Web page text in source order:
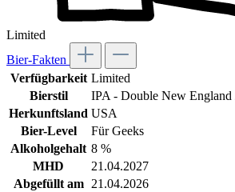
Limited
Bier-Fakten
Verfügbarkeit Limited
Bierstil
IPA - Double New England
Herkunftsland USA
Bier-Level
Für Geeks
Alkoholgehalt 8 %
MHD
21.04.2027
Abgefüllt am
21.04.2026